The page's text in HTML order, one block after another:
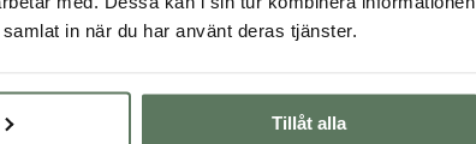
in när du har använt deras tjänster.
Tillåt alla